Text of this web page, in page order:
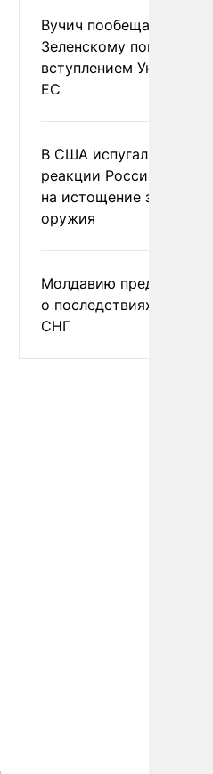
Вучич пообещал
Зеленскому помочь со
вступлением Украины в
ЕС
В США испугались
реакции России и
на истощение запасов
оружия
Молдавию
о последствиях выхода
СНГ